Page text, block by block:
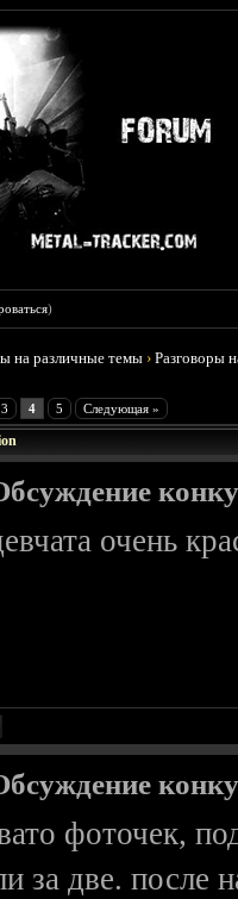
)
на различные темы ›Разговоры
3 4 5 Следующая »
очень
фоточек,
за две. после